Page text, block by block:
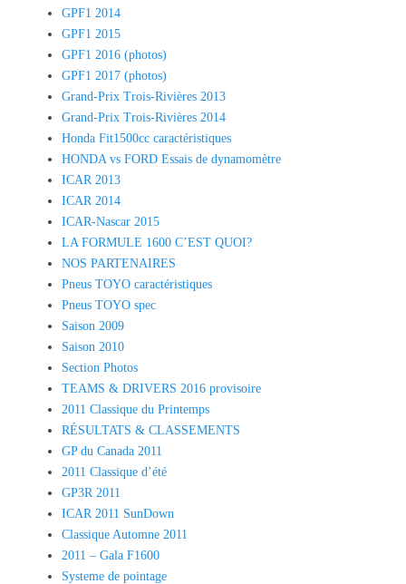
GPF1 2014
GPF1 2015
GPF1 2016 (photos)
GPF1 2017 (photos)
Grand-Prix Trois-Rivières 2013
Grand-Prix Trois-Rivières 2014
Honda Fit1500cc caractéristiques
HONDA vs FORD Essais de dynamomètre
ICAR 2013
ICAR 2014
ICAR-Nascar 2015
LA FORMULE 1600 C’EST QUOI?
NOS PARTENAIRES
Pneus TOYO caractéristiques
Pneus TOYO spec
Saison 2009
Saison 2010
Section Photos
TEAMS & DRIVERS 2016 provisoire
2011 Classique du Printemps
RÉSULTATS & CLASSEMENTS
GP du Canada 2011
2011 Classique d’été
GP3R 2011
ICAR 2011 SunDown
Classique Automne 2011
2011 – Gala F1600
Systeme de pointage